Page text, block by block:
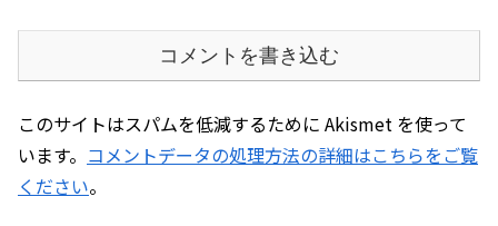
コメントを書き込む
このサイトはスパムを低減するために Akismet を使って
います。 コメントデータの処理方法の詳細はこちらをご覧
ください。